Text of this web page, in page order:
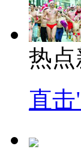
热点
直